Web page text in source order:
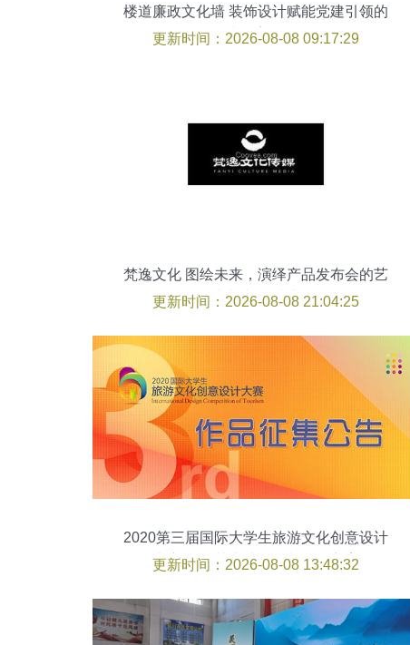
楼道廉政文化墙 装饰设计赋能党建引领的
空间美学
更新时间：2026-08-08 09:17:29
梵逸文化 图绘未来，演绎产品发布会的艺
术与文化质感
更新时间：2026-08-08 21:04:25
2020第三届国际大学生旅游文化创意设计
大赛 舞台艺术造型策划征集方案
更新时间：2026-08-08 13:48:32